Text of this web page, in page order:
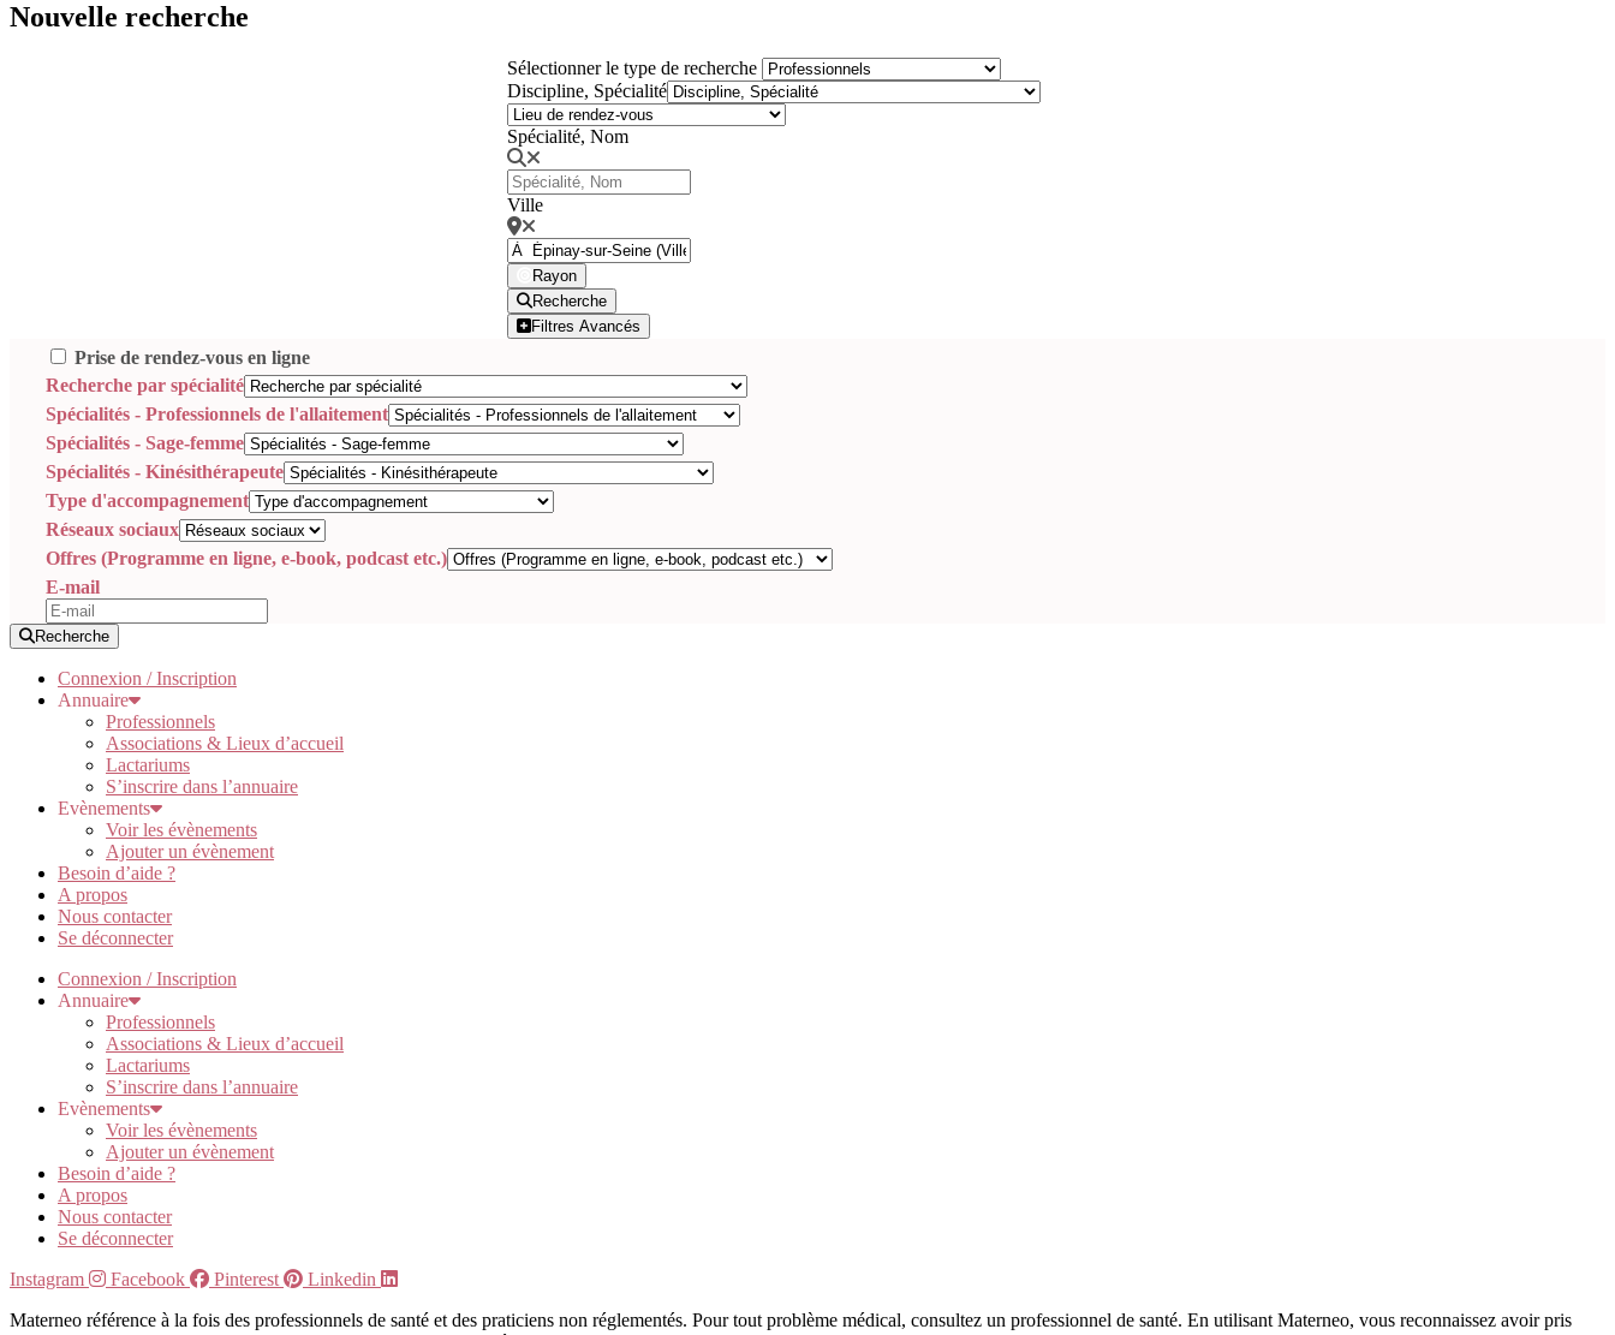
Nouvelle recherche
Sélectionner le type de recherche
Discipline, Spécialité
Spécialité, Nom
Ville
Rayon
Recherche
Filtres Avancés
Prise de rendez-vous en ligne
Recherche par spécialité
Spécialités - Professionnels de l'allaitement
Spécialités - Sage-femme
Spécialités - Kinésithérapeute
Type d'accompagnement
Réseaux sociaux
Offres (Programme en ligne, e-book, podcast etc.)
E-mail
Recherche
Connexion / Inscription
Annuaire
Professionnels
Associations & Lieux d’accueil
Lactariums
S’inscrire dans l’annuaire
Evènements
Voir les évènements
Ajouter un évènement
Besoin d’aide ?
A propos
Nous contacter
Se déconnecter
Connexion / Inscription
Annuaire
Professionnels
Associations & Lieux d’accueil
Lactariums
S’inscrire dans l’annuaire
Evènements
Voir les évènements
Ajouter un évènement
Besoin d’aide ?
A propos
Nous contacter
Se déconnecter
Instagram
Facebook Pinterest
Linkedin
Materneo référence à la fois des professionnels de santé et des praticiens non réglementés. Pour tout problème médical, consultez un professionnel de santé. En utilisant Materneo, vous reconnaissez avoir pris